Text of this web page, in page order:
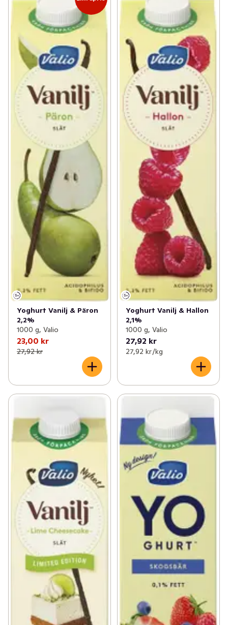
Yoghurt Vanilj & Päron
2,2%
1000 g, Valio
23,00 kr
27,92 kr
Yoghurt Vanilj & Hallon
2,1%
1000 g, Valio
27,92 kr
27,92 kr /kg